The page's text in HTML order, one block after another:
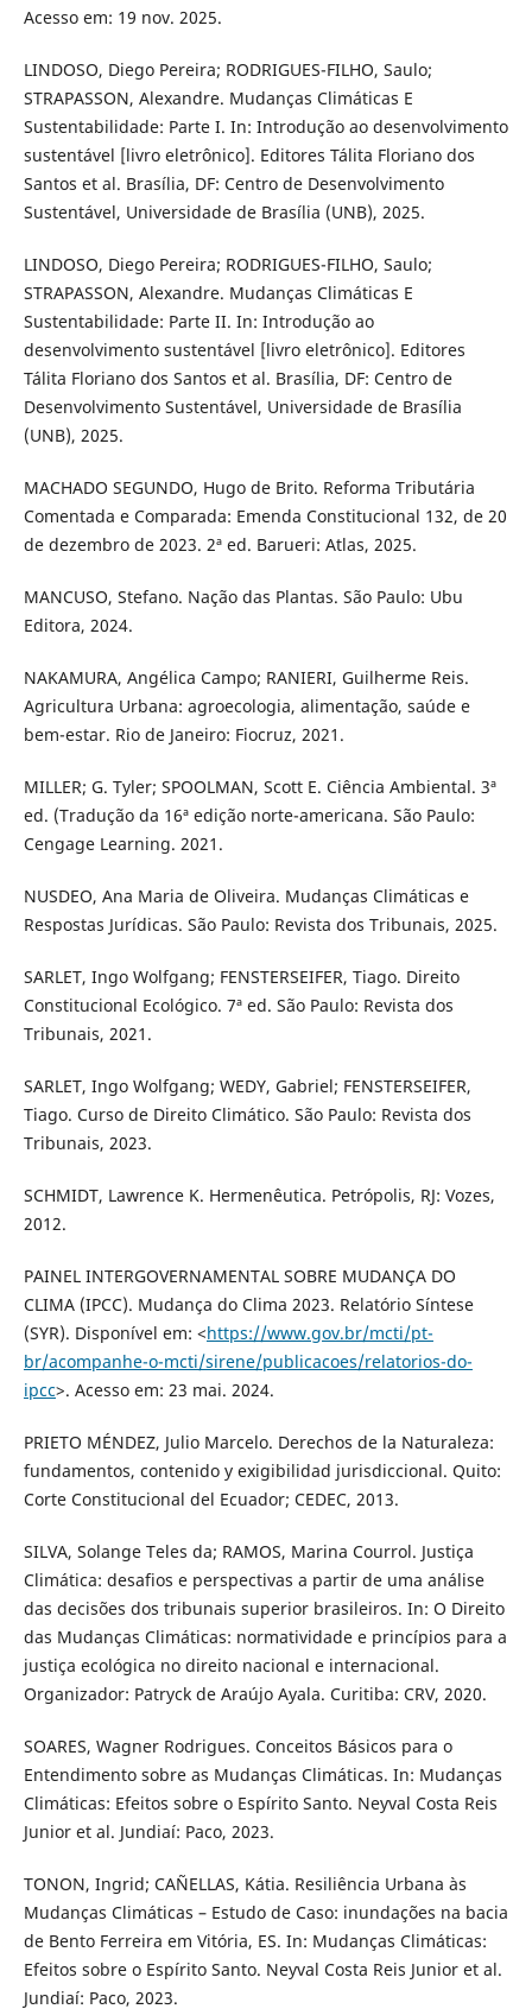
Acesso em: 19 nov. 2025.
LINDOSO, Diego Pereira; RODRIGUES-FILHO, Saulo;
STRAPASSON, Alexandre. Mudanças Climáticas E
Sustentabilidade: Parte I. In: Introdução ao desenvolvimento
sustentável [livro eletrônico]. Editores Tálita Floriano dos
Santos et al. Brasília, DF: Centro de Desenvolvimento
Sustentável, Universidade de Brasília (UNB), 2025.
LINDOSO, Diego Pereira; RODRIGUES-FILHO, Saulo;
STRAPASSON, Alexandre. Mudanças Climáticas E
Sustentabilidade: Parte II. In: Introdução ao
desenvolvimento sustentável [livro eletrônico]. Editores
Tálita Floriano dos Santos et al. Brasília, DF: Centro de
Desenvolvimento Sustentável, Universidade de Brasília
(UNB), 2025.
MACHADO SEGUNDO, Hugo de Brito. Reforma Tributária
Comentada e Comparada: Emenda Constitucional 132, de 20
de dezembro de 2023. 2ª ed. Barueri: Atlas, 2025.
MANCUSO, Stefano. Nação das Plantas. São Paulo: Ubu
Editora, 2024.
NAKAMURA, Angélica Campo; RANIERI, Guilherme Reis.
Agricultura Urbana: agroecologia, alimentação, saúde e
bem-estar. Rio de Janeiro: Fiocruz, 2021.
MILLER; G. Tyler; SPOOLMAN, Scott E. Ciência Ambiental. 3ª
ed. (Tradução da 16ª edição norte-americana. São Paulo:
Cengage Learning. 2021.
NUSDEO, Ana Maria de Oliveira. Mudanças Climáticas e
Respostas Jurídicas. São Paulo: Revista dos Tribunais, 2025.
SARLET, Ingo Wolfgang; FENSTERSEIFER, Tiago. Direito
Constitucional Ecológico. 7ª ed. São Paulo: Revista dos
Tribunais, 2021.
SARLET, Ingo Wolfgang; WEDY, Gabriel; FENSTERSEIFER,
Tiago. Curso de Direito Climático. São Paulo: Revista dos
Tribunais, 2023.
SCHMIDT, Lawrence K. Hermenêutica. Petrópolis, RJ: Vozes,
2012.
PAINEL INTERGOVERNAMENTAL SOBRE MUDANÇA DO
CLIMA (IPCC). Mudança do Clima 2023. Relatório Síntese
(SYR). Disponível em: <https://www.gov.br/mcti/pt-
br/acompanhe-o-mcti/sirene/publicacoes/relatorios-do-
ipcc>. Acesso em: 23 mai. 2024.
PRIETO MÉNDEZ, Julio Marcelo. Derechos de la Naturaleza:
fundamentos, contenido y exigibilidad jurisdiccional. Quito:
Corte Constitucional del Ecuador; CEDEC, 2013.
SILVA, Solange Teles da; RAMOS, Marina Courrol. Justiça
Climática: desafios e perspectivas a partir de uma análise
das decisões dos tribunais superior brasileiros. In: O Direito
das Mudanças Climáticas: normatividade e princípios para a
justiça ecológica no direito nacional e internacional.
Organizador: Patryck de Araújo Ayala. Curitiba: CRV, 2020.
SOARES, Wagner Rodrigues. Conceitos Básicos para o
Entendimento sobre as Mudanças Climáticas. In: Mudanças
Climáticas: Efeitos sobre o Espírito Santo. Neyval Costa Reis
Junior et al. Jundiaí: Paco, 2023.
TONON, Ingrid; CAÑELLAS, Kátia. Resiliência Urbana às
Mudanças Climáticas – Estudo de Caso: inundações na bacia
de Bento Ferreira em Vitória, ES. In: Mudanças Climáticas:
Efeitos sobre o Espírito Santo. Neyval Costa Reis Junior et al.
Jundiaí: Paco, 2023.